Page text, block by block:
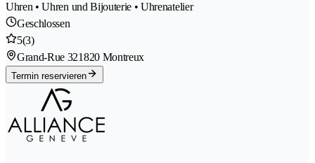
Uhren • Uhren und Bijouterie • Uhrenatelier
Geschlossen
5(3)
Grand-Rue 321820 Montreux
Termin reservieren